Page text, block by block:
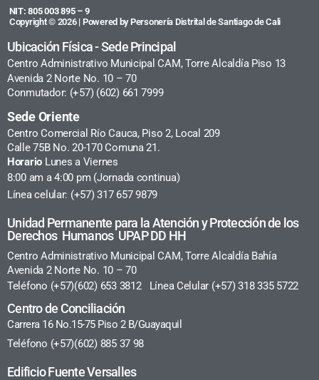
NIT: 805 003 895 – 9
Copyright © 2026 | Powered by Personería Distrital de Santiago de Cali
Ubicación Física - Sede Principal
Centro Administrativo Municipal CAM, Torre Alcaldía Piso 13
Avenida 2 Norte No. 10 – 70
Conmutador: (+57) (602) 661 7999
Sede Oriente
Centro Comercial Río Cauca, Piso 2, Local 209
Calle 75B No. 20-170 Comuna 21.
Horario Lunes a Viernes
8:00 am a 4:00 pm (Jornada continua)
Línea celular: (+57) 317 657 9879
Unidad Permanente para la Atención y Protección de los
Derechos Humanos UPAP DD HH
Centro Administrativo Municipal CAM, Torre Alcaldía Bahía
Avenida 2 Norte No. 10 – 70
Teléfono (+57)(602) 653 3812 Línea Celular (+57) 318 335 5722
Centro de Conciliación
Carrera 16 No.15-75 Piso 2 B/Guayaquil
Teléfono (+57)(602) 885 37 98
Edificio Fuente Versalles